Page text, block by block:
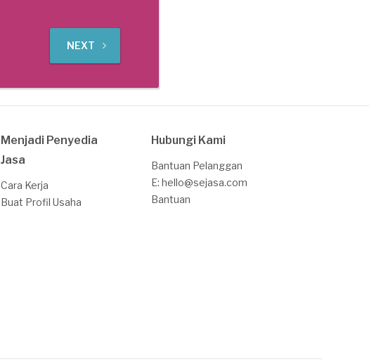
NEXT
Menjadi Penyedia
Jasa
Cara Kerja
Buat Profil Usaha
Hubungi Kami
Bantuan Pelanggan
E: hello@sejasa.com
Bantuan